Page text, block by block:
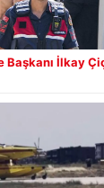
Başkanı İlkay